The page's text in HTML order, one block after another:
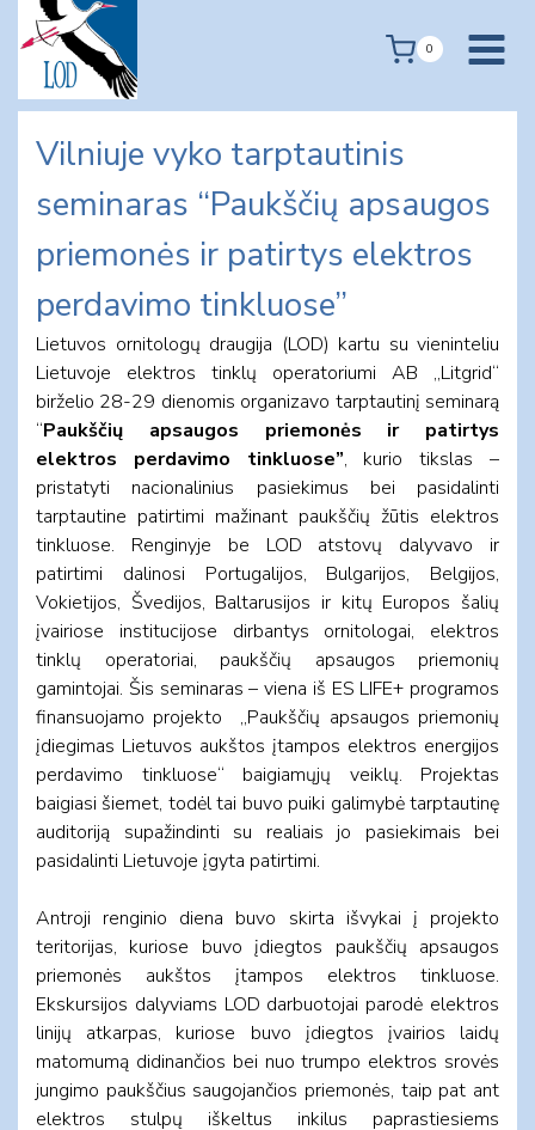
content
0
Vilniuje vyko tarptautinis
seminaras “Paukščių apsaugos
priemonės ir patirtys elektros
perdavimo tinkluose”
Lietuvos ornitologų draugija (LOD) kartu su vieninteliu
Lietuvoje elektros tinklų operatoriumi AB „Litgrid“
birželio 28-29 dienomis organizavo tarptautinį seminarą
“Paukščių apsaugos priemonės ir patirtys
elektros perdavimo tinkluose”, kurio tikslas –
pristatyti nacionalinius pasiekimus bei pasidalinti
tarptautine patirtimi mažinant paukščių žūtis elektros
tinkluose. Renginyje be LOD atstovų dalyvavo ir
patirtimi dalinosi Portugalijos, Bulgarijos, Belgijos,
Vokietijos, Švedijos, Baltarusijos ir kitų Europos šalių
įvairiose institucijose dirbantys ornitologai, elektros
tinklų operatoriai, paukščių apsaugos priemonių
gamintojai. Šis seminaras – viena iš ES LIFE+ programos
finansuojamo projekto „Paukščių apsaugos priemonių
įdiegimas Lietuvos aukštos įtampos elektros energijos
perdavimo tinkluose“ baigiamųjų veiklų. Projektas
baigiasi šiemet, todėl tai buvo puiki galimybė tarptautinę
auditoriją supažindinti su realiais jo pasiekimais bei
pasidalinti Lietuvoje įgyta patirtimi.
Antroji renginio diena buvo skirta išvykai į projekto
teritorijas, kuriose buvo įdiegtos paukščių apsaugos
priemonės aukštos įtampos elektros tinkluose.
Ekskursijos dalyviams LOD darbuotojai parodė elektros
linijų atkarpas, kuriose buvo įdiegtos įvairios laidų
matomumą didinančios bei nuo trumpo elektros srovės
jungimo paukščius saugojančios priemonės, taip pat ant
elektros stulpų iškeltus inkilus paprastiesiems